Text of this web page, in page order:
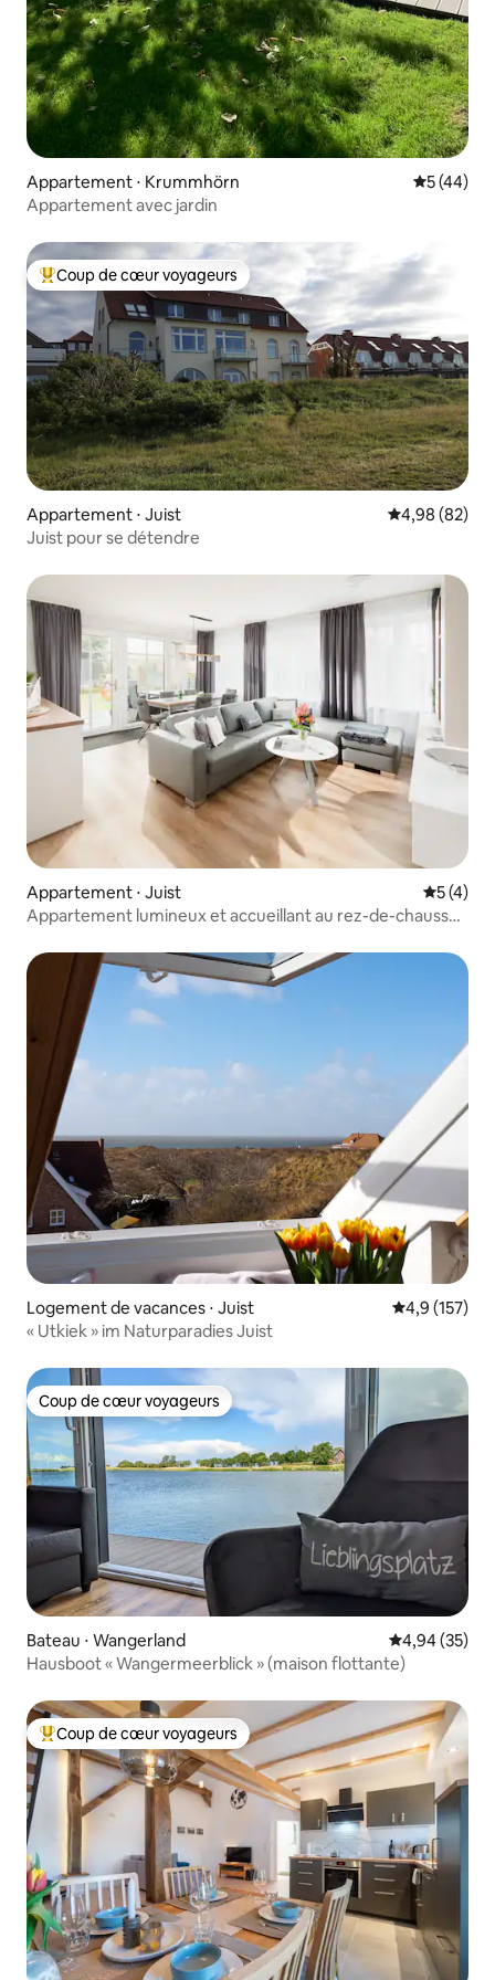
Appartement ⋅ Krummhörn
5 (44)
Appartement avec jardin
Coups de cœur voyageurs les plus appréciés
Coup de cœur voyageurs
Appartement ⋅ Juist Évaluation
4,98 (82)
Juist pour se détendre
Appartement ⋅ Juist
5 (4)
Appartement lumineux et accueillant au rez-de-chaussée
Logement de vacances ⋅ Juist Évaluation
4,9 (157)
« Utkiek » im Naturparadies Juist
Coup de cœur voyageurs
Coup de cœur voyageurs
Bateau ⋅ Wangerland Évaluation
4,94 (35)
Hausboot « Wangermeerblick » (maison flottante)
Coups de cœur voyageurs les plus appréciés
Coup de cœur voyageurs